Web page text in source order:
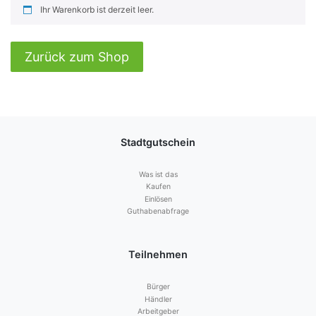
Ihr Warenkorb ist derzeit leer.
Zurück zum Shop
Stadtgutschein
Was ist das
Kaufen
Einlösen
Guthabenabfrage
Teilnehmen
Bürger
Händler
Arbeitgeber